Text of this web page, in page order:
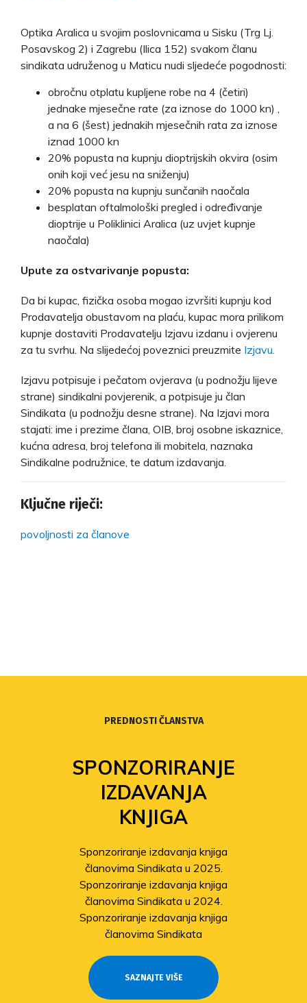
Optika Aralica u svojim poslovnicama u Sisku (Trg Lj.
Posavskog 2) i Zagrebu (Ilica 152) svakom članu
sindikata udruženog u Maticu nudi sljedeće pogodnosti:
obročnu otplatu kupljene robe na 4 (četiri)
jednake mjesečne rate (za iznose do 1000 kn) ,
a na 6 (šest) jednakih mjesečnih rata za iznose
iznad 1000 kn
20% popusta na kupnju dioptrijskih okvira (osim
onih koji već jesu na sniženju)
20% popusta na kupnju sunčanih naočala
besplatan oftalmološki pregled i određivanje
dioptrije u Poliklinici Aralica (uz uvjet kupnje
naočala)
Upute za ostvarivanje popusta:
Da bi kupac, fizička osoba mogao izvršiti kupnju kod
Prodavatelja obustavom na plaću, kupac mora prilikom
kupnje dostaviti Prodavatelju Izjavu izdanu i ovjerenu
za tu svrhu. Na slijedećoj poveznici preuzmite Izjavu.
Izjavu potpisuje i pečatom ovjerava (u podnožju lijeve
strane) sindikalni povjerenik, a potpisuje ju član
Sindikata (u podnožju desne strane). Na Izjavi mora
stajati: ime i prezime člana, OIB, broj osobne iskaznice,
kućna adresa, broj telefona ili mobitela, naznaka
Sindikalne podružnice, te datum izdavanja.
Ključne riječi:
povoljnosti za članove
PREDNOSTI ČLANSTVA
SPONZORIRANJE
IZDAVANJA
KNJIGA
Sponzoriranje izdavanja knjiga
članovima Sindikata u 2025.
Sponzoriranje izdavanja knjiga
članovima Sindikata u 2024.
Sponzoriranje izdavanja knjiga
članovima Sindikata
SAZNAJTE VIŠE